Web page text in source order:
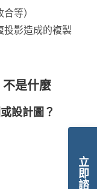
等）
投影造成的複製
不是什麼
設計圖？